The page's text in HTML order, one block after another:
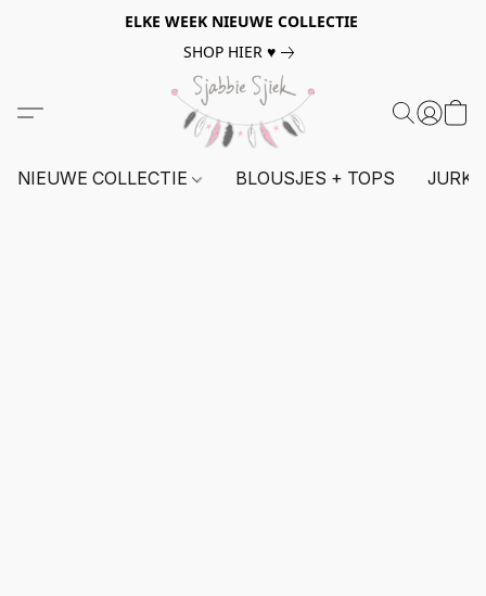
ELKE WEEK NIEUWE COLLECTIE
SHOP HIER ♥
NIEUWE COLLECTIE BLOUSJES + TOPS